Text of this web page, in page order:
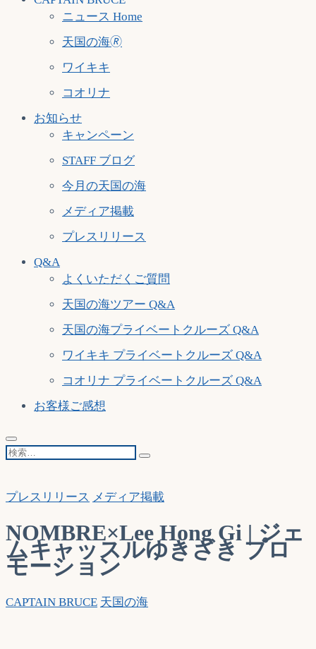
ニュース Home
天国の海🄬
ワイキキ
コオリナ
お知らせ
キャンペーン
STAFF ブログ
今月の天国の海
メディア掲載
プレスリリース
Q&A
よくいただくご質問
天国の海ツアー Q&A
天国の海プライベートクルーズ Q&A
ワイキキ プライベートクルーズ Q&A
コオリナ プライベートクルーズ Q&A
お客様ご感想
検
プレスリリース メディア掲載
NOMBRE×Lee Hong Gi | ジェ
ムキャッスルゆきざき プロ
モーション
CAPTAIN BRUCE 天国の海